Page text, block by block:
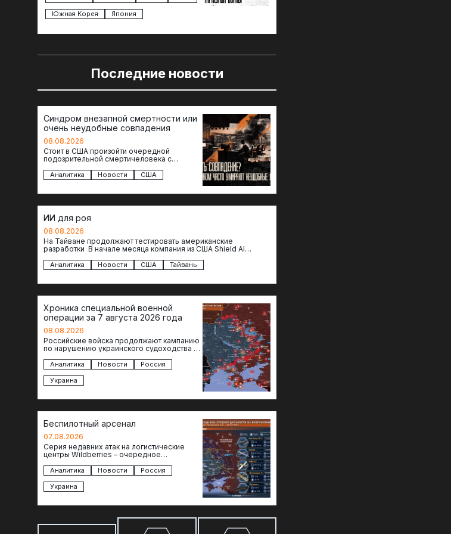
Южная Корея
Япония
Последние новости
Синдром внезапной смертности или
очень неудобные совпадения
08.08.2026
Стоит в США произойти очередной
подозрительной смертичеловека с
как официальные версии снова
оказываются удивительно похожими:
Аналитика Новости США
ИИ для роя
08.08.2026
На Тайване продолжают тестировать американские
разработки В начале месяца компания из США Shield AI
Аналитика Новости США Тайвань
Хроника специальной военной
операции за 7 августа 2026 года
08.08.2026
Российские войска продолжают кампанию
по нарушению украинского судоходства в
атакованы еще по меньшей мере два…
Аналитика Новости
Россия
Украина
Беспилотный арсенал
07.08.2026
Серия недавних атак на логистические
центры Wildberries – очередное
российского тыла. И суть здесь даже не…
Аналитика Новости
Россия
Украина